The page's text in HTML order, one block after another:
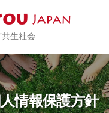
共生社会
情報保護方針